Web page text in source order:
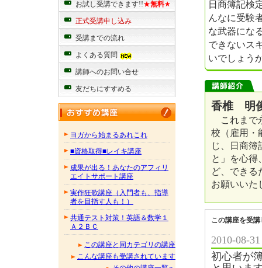
お試し受講できます!!★無料★
正式受講申し込み
受講までの流れ
よくある質問
講師へのお問い合せ
友だちにすすめる
ヨガから始まるあれこれ
■資格取得■レイキ講座
成果が出る！あなたのアフィリ
エイトサポート講座
実作狂歌講座（入門者も、指導
者を目指す人も！）
共通テスト対策！英語＆数学１
Ａ２ＢＣ
この講座と同カテゴリの講座
こんな講座も受講されています
日商簿記検
んなに受験
な武器にな
できないス
いでしょう
香椎 明
これまで
校（雇用・
じ、日商
と」を心得
ど、できる
お願いいた
この講座を受
2010-08-
初心者が